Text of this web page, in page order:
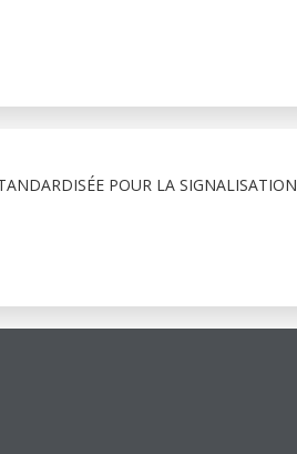
POUR LA